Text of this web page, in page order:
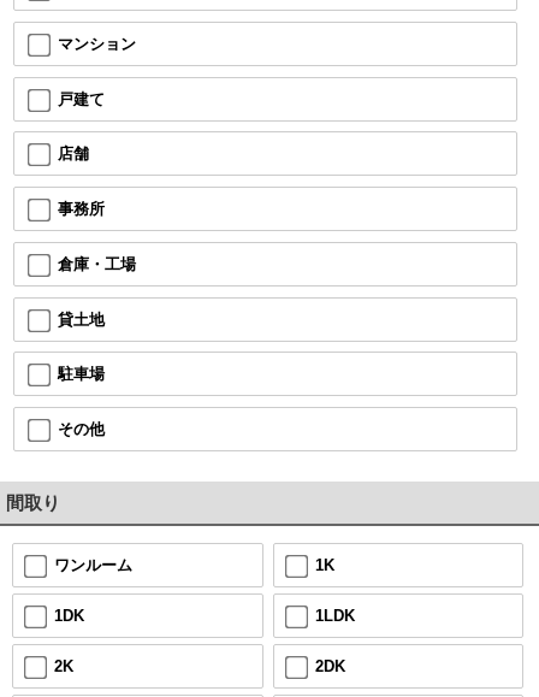
マンション
戸建て
店舗
事務所
倉庫・工場
貸土地
駐車場
その他
間取り
ワンルーム 1K
1DK 1LDK
2K 2DK